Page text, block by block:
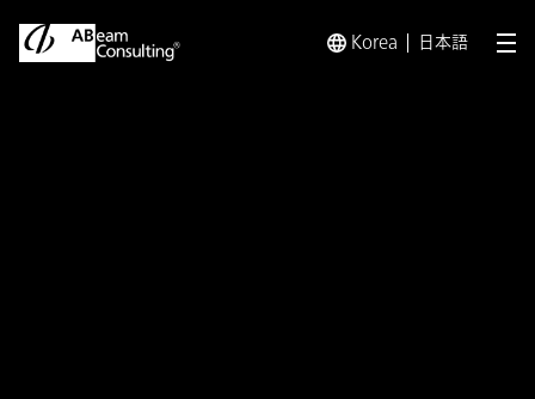
Korea 日本語 メ